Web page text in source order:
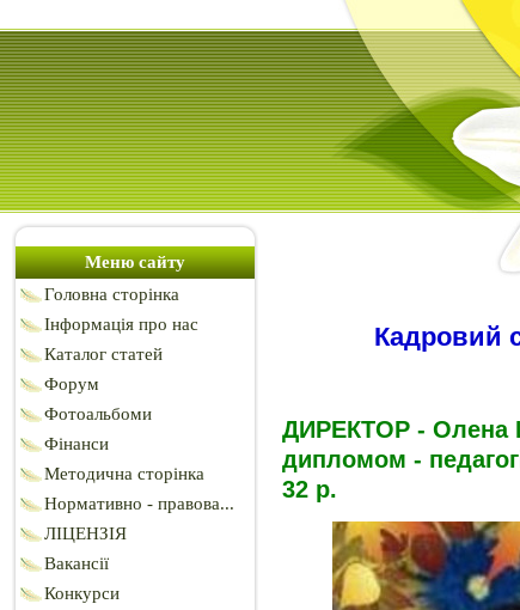
Меню сайту
Головна сторінка
Інформація про нас
Каталог статей
Форум
Фотоальбоми
Фінанси
Методична сторінка
Нормативно - правова...
ЛІЦЕНЗІЯ
Вакансії
Конкурси
Кадровий
ДИРЕКТОР - Олена
дипломом -
32 р.